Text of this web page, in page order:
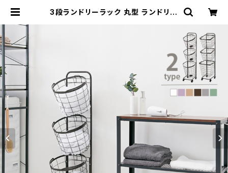
3段ランドリーラック 丸型 ランドリー